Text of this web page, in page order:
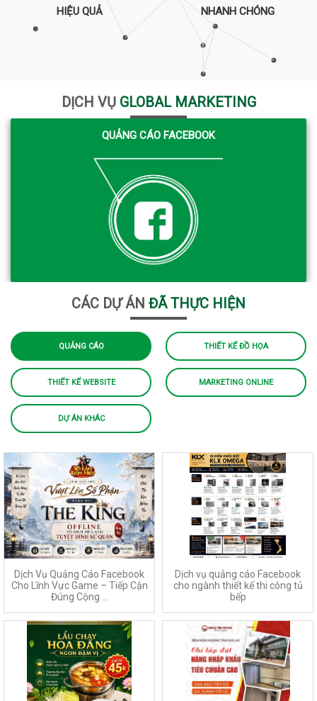
HIỆU QUẢ NHANH CHÓNG
DỊCH VỤGLOBAL MARKETING
QUẢNG CÁO FACEBOOK
CÁC DỰ ÁN ĐÃ THỰC HIỆN
QUẢNG CÁO THIẾT KẾ ĐỒ HỌA
THIẾT KẾ WEBSITE MARKETING ONLINE
DỰ ÁN KHÁC
Dịch Vụ Quảng Cáo Facebook
Cho Lĩnh Vực Game – Tiếp Cận
Đúng Cộng ...
Dịch vụ quảng cáo Facebook
cho ngành thiết kế thi công tủ
bếp